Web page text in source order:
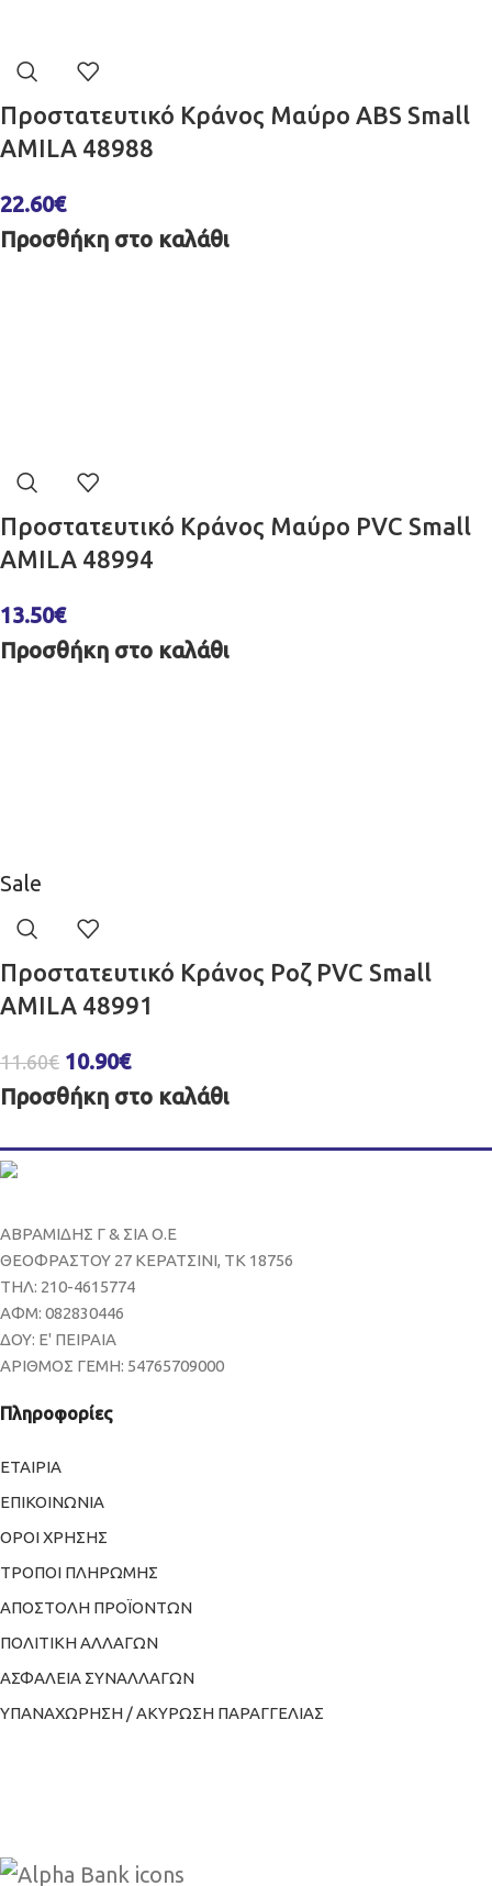
Προστατευτικό Κράνος Μαύρο ABS Small
AMILA 48988
22.60€
Προσθήκη στο καλάθι
Προστατευτικό Κράνος Μαύρο PVC Small
AMILA 48994
13.50€
Προσθήκη στο καλάθι
Sale
Προστατευτικό Κράνος Ροζ PVC Small
AMILA 48991
11.60€ 10.90€
Προσθήκη στο καλάθι
ΑΒΡΑΜΙΔΗΣ Γ & ΣΙΑ Ο.Ε
ΘΕΟΦΡΑΣΤΟΥ 27 ΚΕΡΑΤΣΙΝΙ, ΤΚ 18756
ΤΗΛ: 210-4615774
ΑΦΜ: 082830446
ΔΟΥ: Ε' ΠΕΙΡΑΙΑ
ΑΡΙΘΜΟΣ ΓΕΜΗ: 54765709000
Πληροφορίες
ΕΤΑΙΡΙΑ
ΕΠΙΚΟΙΝΩΝΙΑ
ΟΡΟΙ ΧΡΗΣΗΣ
ΤΡΟΠΟΙ ΠΛΗΡΩΜΗΣ
ΑΠΟΣΤΟΛΗ ΠΡΟΪΟΝΤΩΝ
ΠΟΛΙΤΙΚΗ ΑΛΛΑΓΩΝ
ΑΣΦΑΛΕΙΑ ΣΥΝΑΛΛΑΓΩΝ
ΥΠΑΝΑΧΩΡΗΣΗ / ΑΚΥΡΩΣΗ ΠΑΡΑΓΓΕΛΙΑΣ